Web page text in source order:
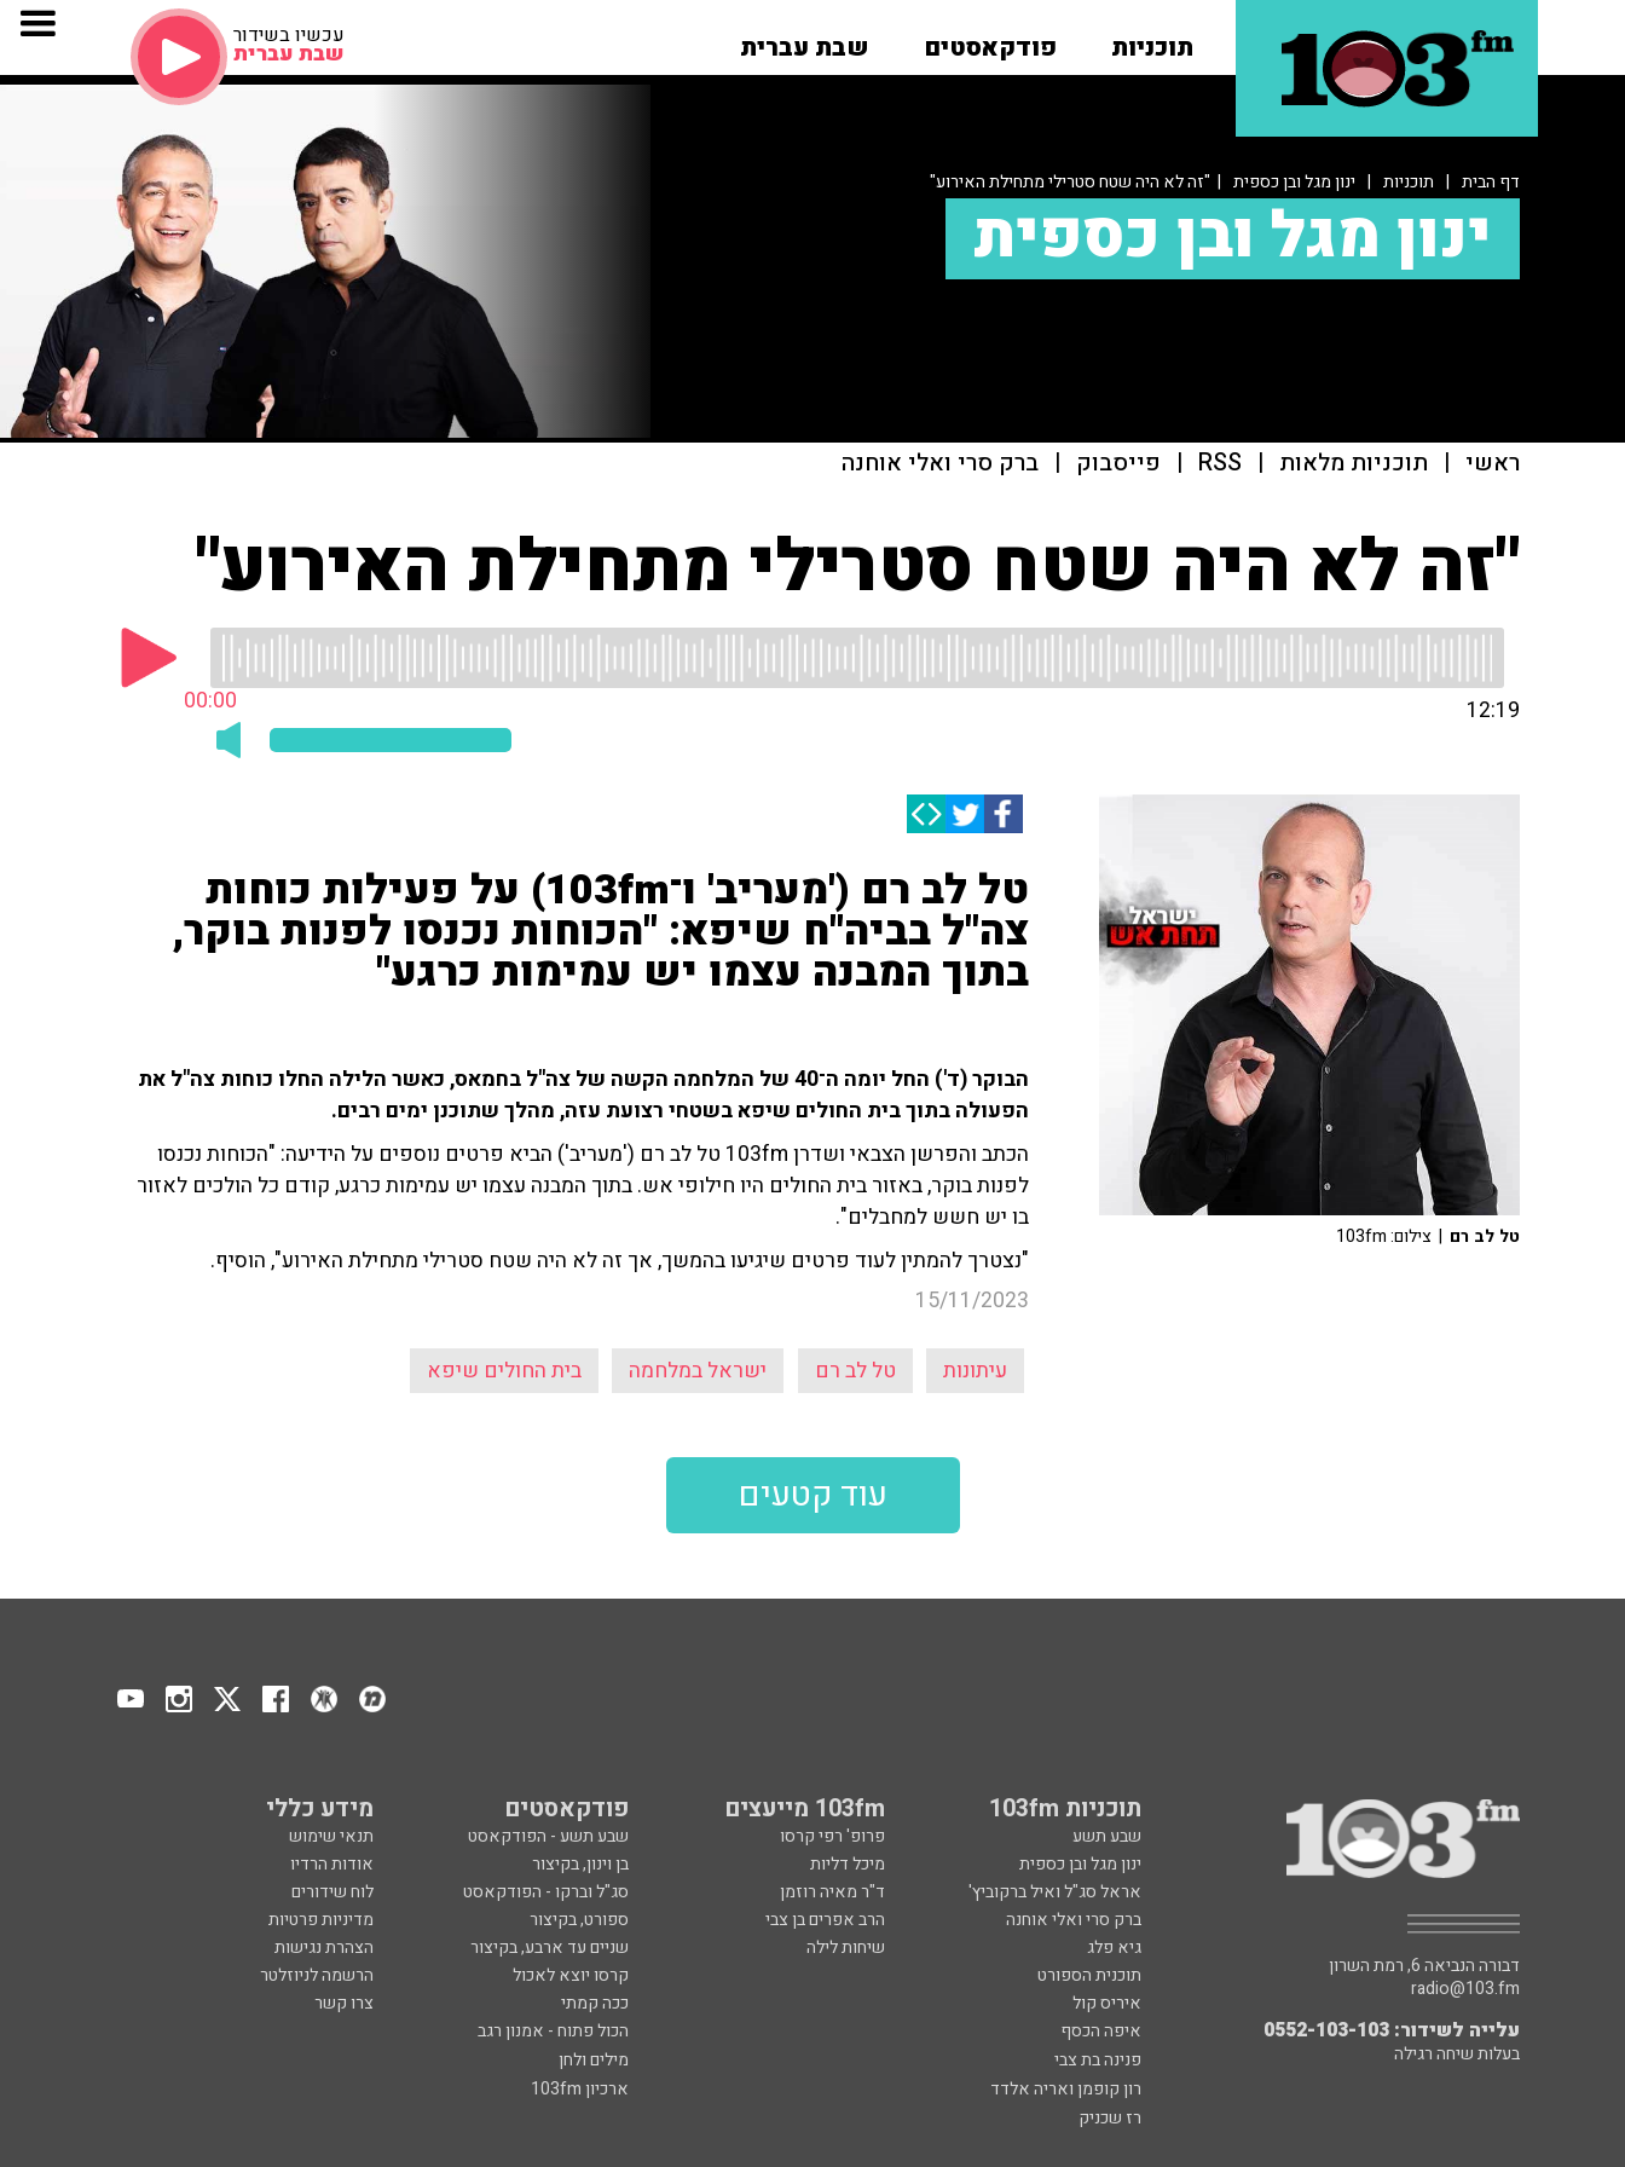
תוכניות פודקאסטים שבת עברית עכשיו בשידור
שבת עברית
דף הבית | תוכניות | ינון מגל ובן כספית | "זה לא היה שטח סטרילי מתחילת האירוע"
ינון מגל ובן כספית
ראשי | תוכניות מלאות |
RSS
| פייסבוק | ברק סרי ואלי אוחנה
"זה לא היה שטח סטרילי מתחילת האירוע"
00:00 12:19
טל לב רם ('מעריב' ו־103fm) על פעילות כוחות
צה"ל בביה"ח שיפא: "הכוחות נכנסו לפנות בוקר,
בתוך המבנה עצמו יש עמימות כרגע"
הבוקר (ד') החל יומה ה־40 של המלחמה הקשה של צה"ל בחמאס, כאשר הלילה החלו כוחות צה"ל את
הפעולה בתוך בית החולים שיפא בשטחי רצועת עזה, מהלך שתוכנן ימים רבים.
הכתב והפרשן הצבאי ושדרן 103fm טל לב רם ('מעריב') הביא פרטים נוספים על הידיעה: "הכוחות נכנסו
לפנות בוקר, באזור בית החולים היו חילופי אש. בתוך המבנה עצמו יש עמימות כרגע, קודם כל הולכים לאזור
בו יש חשש למחבלים".
"נצטרך להמתין לעוד פרטים שיגיעו בהמשך, אך זה לא היה שטח סטרילי מתחילת האירוע", הוסיף.
15/11/2023
עיתונות טל לב רם ישראל במלחמה בית החולים שיפא
טל לב רם | צילום: 103fm
עוד קטעים
תוכניות 103fm 103fm מייעצים פודקאסטים מידע כללי
שבע תשע פרופ' רפי קרסו שבע תשע - הפודקאסט
תנאי שימוש
ינון מגל ובן כספית
מיכל דליות בן וינון, בקיצור
אודות הרדיו
אראל סג"ל ואיל ברקוביץ'
ד"ר מאיה רוזמן סג"ל וברקו - הפודקאסט
לוח שידורים
ברק סרי ואלי אוחנה
הרב אפרים בן צבי ספורט, בקיצור
מדיניות פרטיות
גיא פלג
שיחות לילה שניים עד ארבע, בקיצור
הצהרת נגישות
תוכנית הספורט
קרסו יוצא לאכול
הרשמה לניוזלטר
איריס קול
ככה קמתי
צרו קשר
איפה הכסף
הכול פתוח - אמנון רגב
פנינה בת צבי
מילים ולחן
רון קופמן ואריה אלדד
ארכיון 103fm
רז שכניק
דבורה הנביאה 6, רמת השרון
radio@103.fm
עלייה לשידור: 0552-103-103
בעלות שיחה רגילה